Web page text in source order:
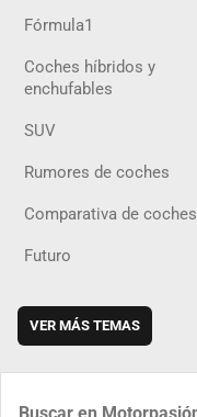
Fórmula1
Coches híbridos y
enchufables
SUV
Rumores de coches
Comparativa de coches
Futuro
VER MÁS TEMAS